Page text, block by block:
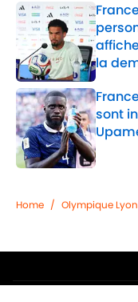
la
sont
Home / Olympique